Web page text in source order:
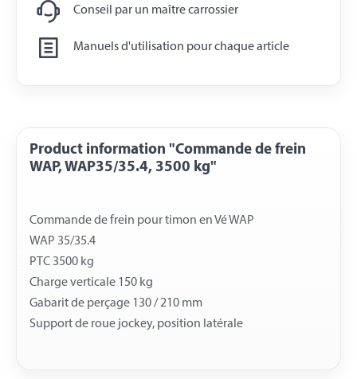
Conseil par un maître carrossier
Manuels d'utilisation pour chaque article
Product information "Commande de frein
WAP, WAP35/35.4, 3500 kg"
Commande de frein pour timon en Vé WAP
WAP 35/35.4
PTC 3500 kg
Charge verticale 150 kg
Gabarit de perçage 130 / 210 mm